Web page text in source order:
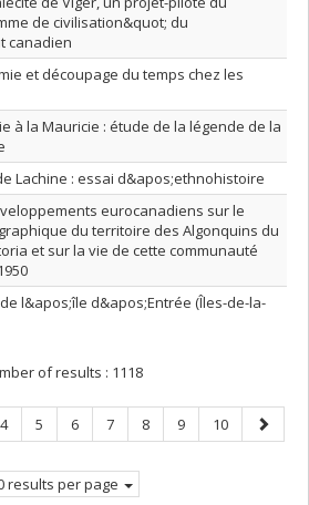
de civilisation&quot; du
canadien
et découpage du temps chez les
à la Mauricie : étude de la légende de la
Lachine : essai d&apos;ethnohistoire
eurocanadiens sur le
du territoire des Algonquins du
et sur la vie de cette communauté
l&apos;île d&apos;Entrée (Îles-de-la-
of results : 1118
Page
4 Page
5 Page
6 Page
7 Page
8 Page
9 Page
10
Next
page
results per page